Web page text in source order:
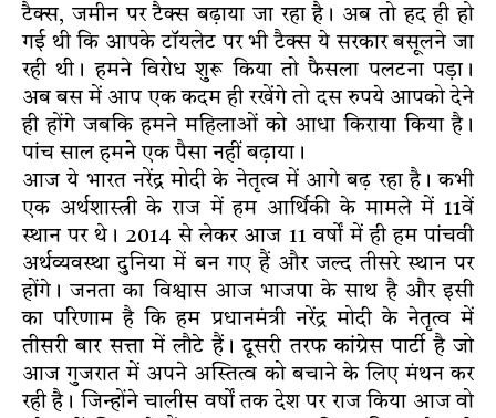
टैक्स, जमीन पर टैक्स बढ़ाया जा रहा है। अब तो हद ही हो
गई थी कि आपके टॉयलेट पर भी टैक्स ये सरकार बसूलने जा
रही थी। हमने विरोध शुरू किया तो फैसला पलटना पड़ा।
अब बस में आप एक कदम ही रखेंगे तो दस रुपये आपको देने
ही होंगे जबकि हमने महिलाओं को आधा किराया किया है।
पांच साल हमने एक पैसा नहीं बढ़ाया।
आज ये भारत नरेंद्र मोदी के नेतृत्व में आगे बढ़ रहा है। कभी
एक अर्थशास्त्री के राज में हम आर्थिकी के मामले में 11वें
स्थान पर थे। 2014 से लेकर आज 11 वर्षों में ही हम पांचवी
अर्थव्यवस्था दुनिया में बन गए हैं और जल्द तीसरे स्थान पर
होंगे। जनता का विश्वास आज भाजपा के साथ है और इसी
का परिणाम है कि हम प्रधानमंत्री नरेंद्र मोदी के नेतृत्व में
तीसरी बार सत्ता में लौटे हैं। दूसरी तरफ कांग्रेस पार्टी है जो
आज गुजरात में अपने अस्तित्व को बचाने के लिए मंथन कर
रही है। जिन्होंने चालीस वर्षों तक देश पर राज किया आज वो